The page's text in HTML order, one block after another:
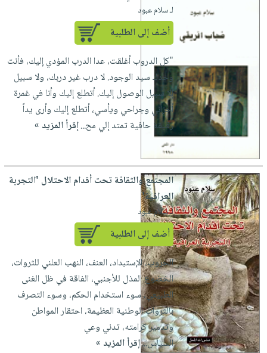
لـ سلام عبود
أضف إلى الطلبية
"كل الدروب أغلقت، عدا الدرب المؤدي إليك، فأنت
وحدك سيد الوجود. لا درب غير دربك، ولا سبيل
إلا سبيل الوصول إليك. أتطلع إليك وأنا في غمرة
أحزاني وجراحي ويأسي، أتطلع إليك وأرى يداً
رقيقة حافية تمتد إلي مح...إقرأ المزيد »
المجتمع والثقافة تحت أقدام الاحتلال 'التجربة
العراقية'
لـ سلام عبود
أضف إلى الطلبية
الحروب، الإستبداد، العنف، النهب العلني للثروات،
الخضوع المذل للأجنبي، الفاقة في ظل الغنى
الطبيعي، سوء استخدام الحكم، وسوء التصرف
بالثروات الوطنية العظيمة، احتقار المواطن
وتدمير كرامته، تدني وعي
السياس...إقرأ المزيد »